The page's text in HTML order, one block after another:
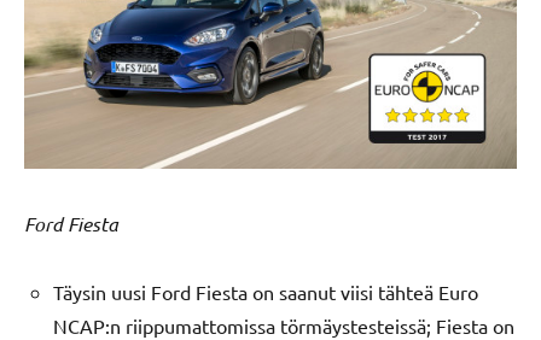
Ford Fiesta
Täysin uusi Ford Fiesta on saanut viisi tähteä Euro
NCAP:n riippumattomissa törmäystesteissä; Fiesta on